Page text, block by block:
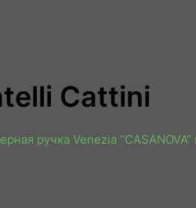
Cattini
ручка Venezia